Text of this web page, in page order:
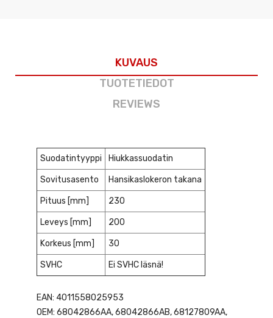
KUVAUS
TUOTETIEDOT
REVIEWS
Suodatintyyppi Hiukkassuodatin
Sovitusasento Hansikaslokeron takana
Pituus [mm] 230
Leveys [mm] 200
Korkeus [mm] 30
SVHC Ei SVHC läsnä!
EAN: 4011558025953
OEM: 68042866AA, 68042866AB, 68127809AA,